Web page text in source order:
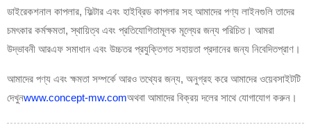
ডাইরেকশনাল কাপলার, ফিল্টার এবং হাইব্রিড কাপলার সহ আমাদের পণ্য লাইনগুলি তাদের
চমৎকার কর্মক্ষমতা, স্থায়িত্ব এবং প্রতিযোগিতামূলক মূল্যের জন্য পরিচিত। আমরা
উদ্ভাবনী আরএফ সমাধান এবং উচ্চতর প্রযুক্তিগত সহায়তা প্রদানের জন্য নিবেদিতপ্রাণ।
আমাদের পণ্য এবং ক্ষমতা সম্পর্কে আরও তথ্যের জন্য, অনুগ্রহ করে আমাদের ওয়েবসাইটটি
দেখুনwww.concept-mw.comঅথবা আমাদের বিক্রয় দলের সাথে যোগাযোগ করুন।